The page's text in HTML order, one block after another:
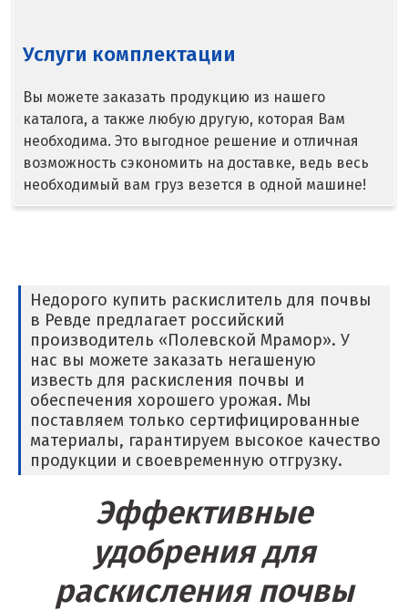
Наро-Фоминск
Невьянск
Нефтеюганск
Нижний Тагил
Новгород
Новокоалиновый
Новокузнецк
Новороссийск
Новосибирск
Новоуральск
Новоуткинск
Услуги комплектации
Вы можете заказать продукцию из нашего
каталога, а также любую другую, которая Вам
необходима. Это выгодное решение и отличная
возможность сэкономить на доставке, ведь весь
необходимый вам груз везется в одной машине!
Недорого купить раскислитель для почвы
в Ревде предлагает российский
производитель «Полевской Мрамор». У
нас вы можете заказать негашеную
известь для раскисления почвы и
обеспечения хорошего урожая. Мы
поставляем только сертифицированные
материалы, гарантируем высокое качество
продукции и своевременную отгрузку.
Эффективные
удобрения для
раскисления почвы